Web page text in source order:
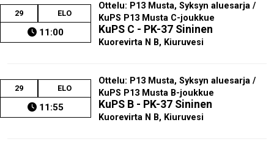
29 ELO
11:00
Ottelu: P13 Musta, Syksyn aluesarja /
KuPS P13 Musta C-joukkue
KuPS C - PK-37 Sininen
Kuorevirta N B, Kiuruvesi
29 ELO
11:55
Ottelu: P13 Musta, Syksyn aluesarja /
KuPS P13 Musta B-joukkue
KuPS B - PK-37 Sininen
Kuorevirta N B, Kiuruvesi